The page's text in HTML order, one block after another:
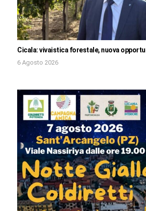
Cicala: vivaistica forestale, nuova
6 Agosto 2026